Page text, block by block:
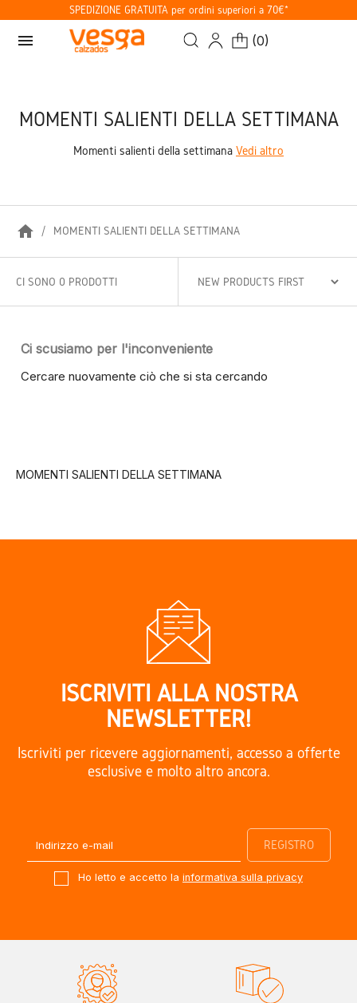
SPEDIZIONE GRATUITA per ordini superiori a 70€*
menu (0)
MOMENTI SALIENTI DELLA SETTIMANA
Momenti salienti della settimana Vedi altro
home MOMENTI SALIENTI DELLA SETTIMANA
CI SONO 0 PRODOTTI
Ci scusiamo per l'inconveniente
Cercare nuovamente ciò che si sta cercando
MOMENTI SALIENTI DELLA SETTIMANA
ISCRIVITI ALLA NOSTRA
NEWSLETTER!
Iscriviti per ricevere aggiornamenti, accesso a offerte
esclusive e molto altro ancora.
Ho letto e accetto la informativa sulla privacy